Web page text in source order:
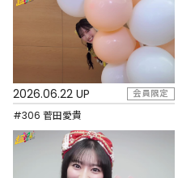
2026.06.22 UP 会員限定
#306 菅田愛貴